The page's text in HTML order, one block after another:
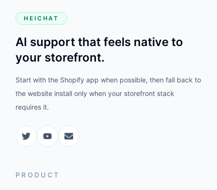
HEICHAT
AI support that feels native to
your storefront.
Start with the Shopify app when possible, then fall back to
the website install only when your storefront stack
requires it.
PRODUCT